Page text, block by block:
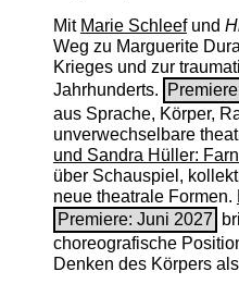
Mit Marie Schleefund
Weg zu Marguerite
Krieges und zur
Jahrhunderts.
aus Sprache, Körper,
unverwechselbare
und Sandra Hüller:
über Schauspiel,
neue theatrale Formen.
Premiere: Juni 2027
choreografische
Denken des Körpers